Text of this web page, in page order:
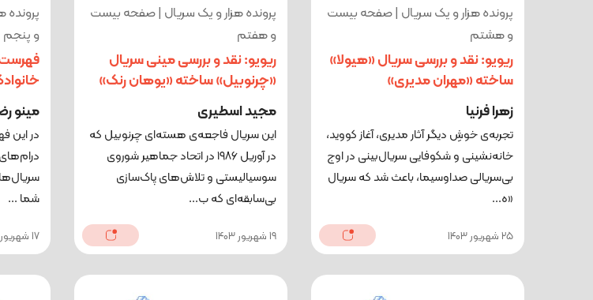
پرونده هزار و یک سریال | صفحه بیست
و هشتم
ریویو: نقد و بررسی سریال «هیولا»
ساخته «مهران مدیری»
زهرا فرنیا
تجربه‌ی خوشِ دیگر آثار مدیری، آغاز کووید،
خانه‌نشینی و شکوفایی سریال‌بینی در اوج
بی‌سریالی صداوسیما، باعث شد که سریال
«ه...
25 شهریور 1403
پرونده هزار و یک سریال | صفحه بیست
و هفتم
ریویو: نقد و بررسی مینی سریال
«چرنوبیل» ساخته «یوهان رنک»
مجید اسطیری
این سریال فاجعه‌ی هسته‌ای چرنوبیل که
در آوریل ۱۹۸۶ در اتحاد جماهیر شوروی
سوسیالیستی و تلاش‌های پاک‌سازی
بی‌سابقه‌ای که ب...
19 شهریور 1403
‌و پنجم
مینو
در این
شما ...
17 شهریور 1403